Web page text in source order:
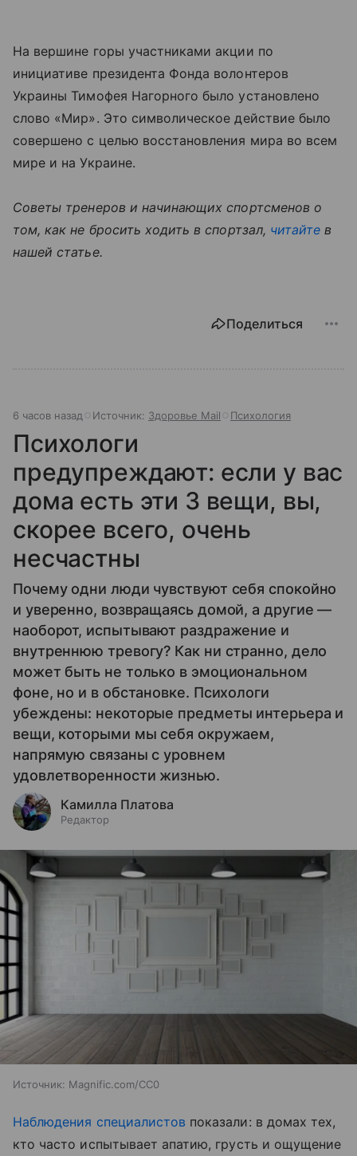
На вершине горы участниками акции по
инициативе президента Фонда волонтеров
Украины Тимофея Нагорного было установлено
слово «Мир». Это символическое действие было
совершено с целью восстановления мира во всем
мире и на Украине.
Советы тренеров и начинающих спортсменов о
том, как не бросить ходить в спортзал, читайте в
нашей статье.
Поделиться
6 часов назад Источник: Здоровье Mail Психология
Психологи
предупреждают: если у вас
дома есть эти 3 вещи, вы,
скорее всего, очень
несчастны
Почему одни люди чувствуют себя спокойно
и уверенно, возвращаясь домой, а другие —
наоборот, испытывают раздражение и
внутреннюю тревогу? Как ни странно, дело
может быть не только в эмоциональном
фоне, но и в обстановке. Психологи
убеждены: некоторые предметы интерьера и
вещи, которыми мы себя окружаем,
напрямую связаны с уровнем
удовлетворенности жизнью.
Камилла Платова
Редактор
Источник: Magnific.com/CC0
Наблюдения специалистов показали: в домах тех,
кто часто испытывает апатию, грусть и ощущение